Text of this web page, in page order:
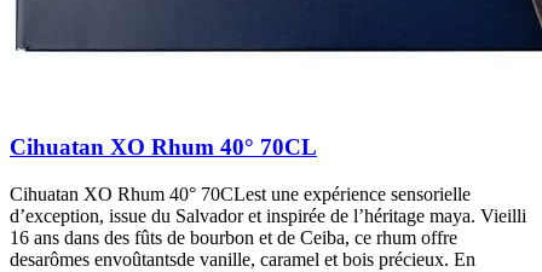
Cihuatan XO Rhum 40° 70CL
Cihuatan XO Rhum 40° 70CLest une expérience sensorielle
d’exception, issue du Salvador et inspirée de l’héritage maya. Vieilli
16 ans dans des fûts de bourbon et de Ceiba, ce rhum offre
desarômes envoûtantsde vanille, caramel et bois précieux. En